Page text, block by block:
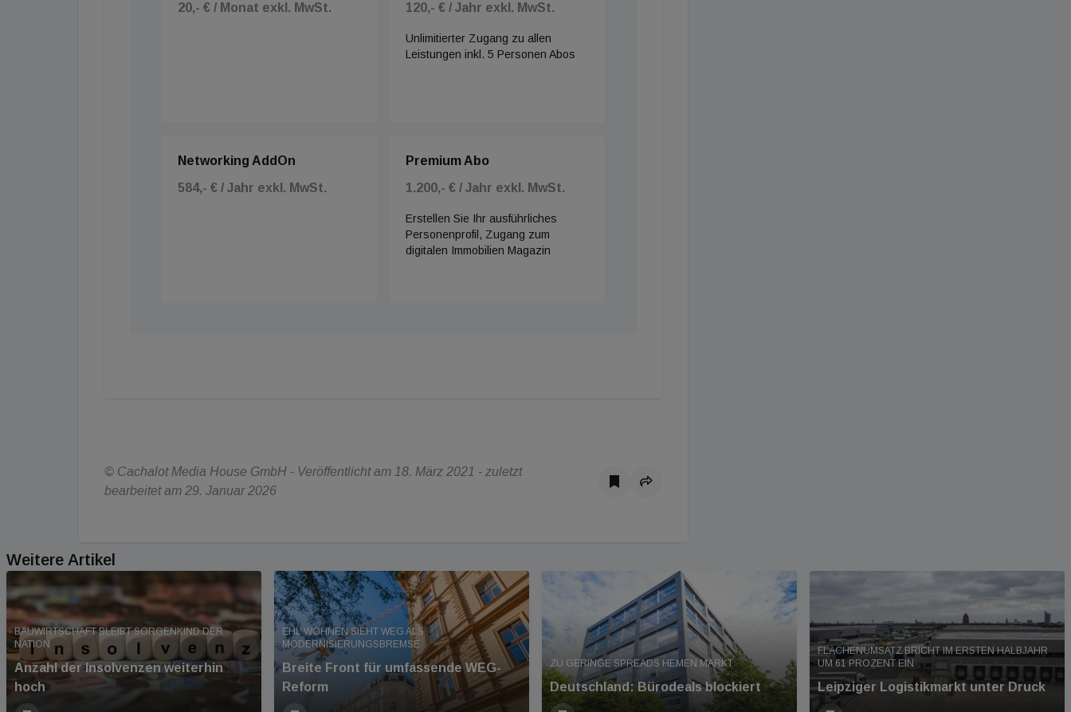
20,- € / Monat exkl. MwSt.
120,- € / Jahr exkl. MwSt.
Unlimitierter Zugang zu allen
Leistungen inkl. 5 Personen Abos
Networking AddOn
584,- € / Jahr exkl. MwSt.
Premium Abo
1.200,- € / Jahr exkl. MwSt.
Erstellen Sie Ihr ausführliches
Personenprofil, Zugang zum
digitalen Immobilien Magazin
© Cachalot Media House GmbH - Veröffentlicht am 18. März 2021 - zuletzt
bearbeitet am 29. Januar 2026
Weitere Artikel
BAUWIRTSCHAFT BLEIBT SORGENKIND DER
NATION
Anzahl der Insolvenzen weiterhin
hoch
EHL WOHNEN SIEHT WEG ALS
MODERNISIERUNGSBREMSE
Breite Front für umfassende WEG-
Reform
ZU GERINGE SPREADS HEMEN MARKT
Deutschland: Bürodeals blockiert
FLÄCHENUMSATZ BRICHT IM ERSTEN HALBJAHR
UM 61 PROZENT EIN
Leipziger Logistikmarkt unter Druck